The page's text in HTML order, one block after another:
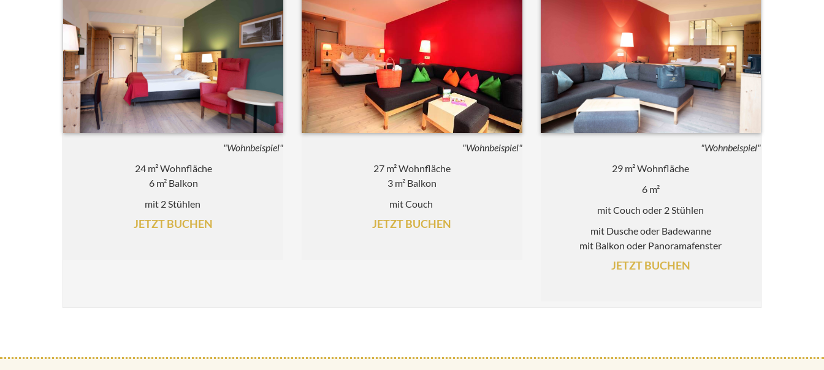
"Wohnbeispiel"
24 m² Wohnfläche
6 m² Balkon
mit 2 Stühlen
JETZT BUCHEN
"Wohnbeispiel"
27 m² Wohnfläche
3 m² Balkon
mit Couch
JETZT BUCHEN
"Wohnbeispiel"
29 m² Wohnfläche
6 m²
mit Couch oder 2 Stühlen
mit Dusche oder Badewanne
mit Balkon oder Panoramafenster
JETZT BUCHEN